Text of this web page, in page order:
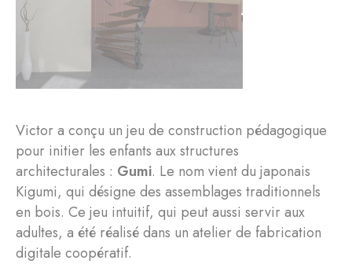
Victor a conçu un jeu de construction pédagogique
pour initier les enfants aux structures
architecturales : Gumi. Le nom vient du japonais
Kigumi, qui désigne des assemblages traditionnels
en bois. Ce jeu intuitif, qui peut aussi servir aux
adultes, a été réalisé dans un atelier de fabrication
digitale coopératif.